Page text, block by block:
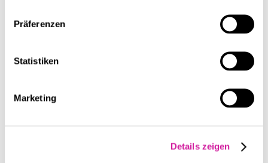
Präferenzen
Statistiken
Marketing
Details zeigen
Microsoft Dynamics 365
Salesforce